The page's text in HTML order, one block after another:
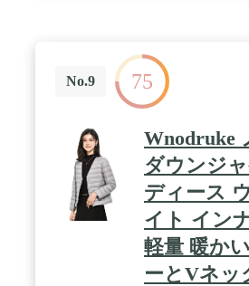
No.9 75
Wnodruke
ダウンジ
ディース
イト イン
軽量 暖か
ーとVネッ